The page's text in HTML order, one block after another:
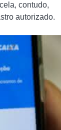
contudo,
autorizado.